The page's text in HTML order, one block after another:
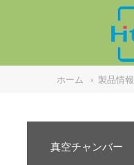
ホーム › 製品情報
真空チャンバー